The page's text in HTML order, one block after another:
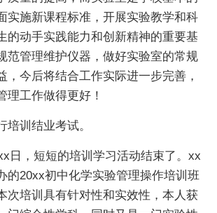
实施新课程标准，开展实验教学和科
的动手实践能力和创新精神的重要基
范管理维护仪器，做好实验室的常规
，今后将结合工作实际进一步完善，
理工作做得更好！
训结业考试。
，短短的培训学习活动结束了。xx
的20xx初中化学实验管理操作培训班
次培训具有针对性和实效性，本人获